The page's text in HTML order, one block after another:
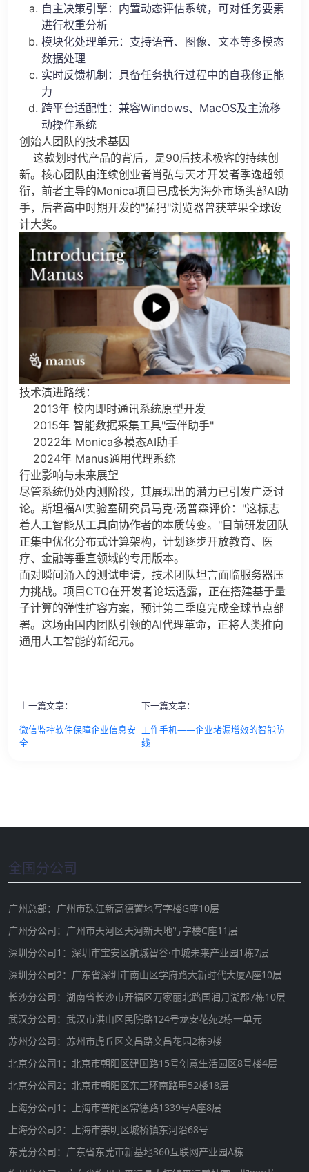
自主决策引擎：内置动态评估系统，可对任务要素
进行权重分析
模块化处理单元：支持语音、图像、文本等多模态
数据处理
实时反馈机制：具备任务执行过程中的自我修正能
力
跨平台适配性：兼容Windows、MacOS及主流移
动操作系统
创始人团队的技术基因
这款划时代产品的背后，是90后技术极客的持续创
新。核心团队由连续创业者肖弘与天才开发者季逸超领
衔，前者主导的Monica项目已成长为海外市场头部AI助
手，后者高中时期开发的"猛犸"浏览器曾获苹果全球设
计大奖。
技术演进路线：
2013年 校内即时通讯系统原型开发
2015年 智能数据采集工具"壹伴助手"
2022年 Monica多模态AI助手
2024年 Manus通用代理系统
行业影响与未来展望
尽管系统仍处内测阶段，其展现出的潜力已引发广泛讨
论。斯坦福AI实验室研究员马克·汤普森评价："这标志
着人工智能从工具向协作者的本质转变。"目前研发团队
正集中优化分布式计算架构，计划逐步开放教育、医
疗、金融等垂直领域的专用版本。
面对瞬间涌入的测试申请，技术团队坦言面临服务器压
力挑战。项目CTO在开发者论坛透露，正在搭建基于量
子计算的弹性扩容方案，预计第二季度完成全球节点部
署。这场由国内团队引领的AI代理革命，正将人类推向
通用人工智能的新纪元。
上一篇文章：
微信监控软件保障企业信息安
全
下一篇文章：
工作手机——企业堵漏增效的智能防
线
全国分公司
广州总部：广州市珠江新高德置地写字楼G座10层
广州分公司：广州市天河区天河新天地写字楼C座11层
深圳分公司1：深圳市宝安区航城智谷·中城未来产业园1栋7层
深圳分公司2：广东省深圳市南山区学府路大新时代大厦A座10层
长沙分公司：湖南省长沙市开福区万家丽北路国润月湖郡7栋10层
武汉分公司：武汉市洪山区民院路124号龙安花苑2栋一单元
苏州分公司：苏州市虎丘区文昌路文昌花园2栋9楼
北京分公司1：北京市朝阳区建国路15号创意生活园区8号楼4层
北京分公司2：北京市朝阳区东三环南路甲52楼18层
上海分公司1：上海市普陀区常德路1339号A座8层
上海分公司2：上海市崇明区城桥镇东河沿68号
东莞分公司：广东省东莞市新基地360互联网产业园A栋